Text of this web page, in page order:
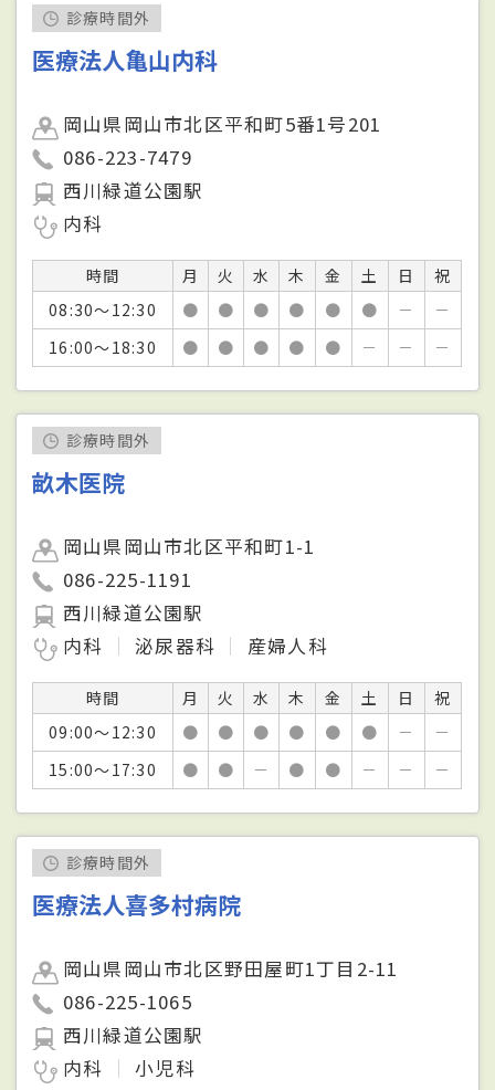
診療時間外
医療法人亀山内科
岡山県岡山市北区平和町5番1号201
086-223-7479
西川緑道公園駅
内科
時間 月 火 水 木 金 土 日
祝
08:30～12:30
● ● ● ● ● ● －
－
16:00～18:30
● ● ● ● ● － － －
診療時間外
畝木医院
岡山県岡山市北区平和町1-1
086-225-1191
西川緑道公園駅
内科
泌尿器科 産婦人科
時間 月 火 水 木 金 土 日
祝
09:00～12:30
● ● ● ● ● ● －
－
15:00～17:30
● ● － ● ● － － －
診療時間外
医療法人喜多村病院
岡山県岡山市北区野田屋町1丁目2-11
086-225-1065
西川緑道公園駅
内科
小児科